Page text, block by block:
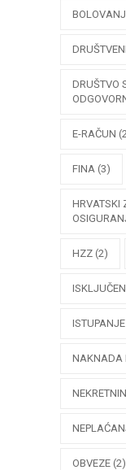
DRUŠTVO
E-RAČUN
FINA (3)
HRVATSKI
HZZ (2)
ISTUPANJE
NAKNADA
OBVEZE (2)